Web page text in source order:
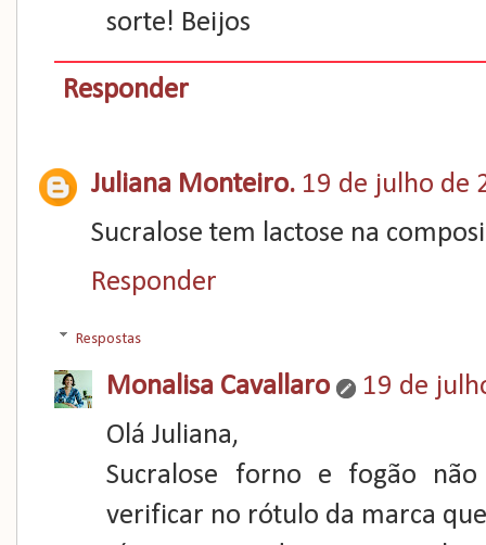
sorte! Beijos
Responder
Juliana Monteiro. 19 de julho de
Sucralose tem lactose na
Responder
Respostas
Monalisa Cavallaro
19 de
Olá Juliana,
Sucralose forno e fogão
verificar no rótulo da marca